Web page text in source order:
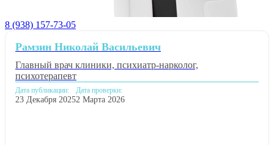
8 (938) 157-73-05
Рамзин Николай Васильевич
Главный врач клиники, психиатр-нарколог,
психотерапевт
Дата публикации:
23 Декабря 2025
Дата проверки:
2 Марта 2026